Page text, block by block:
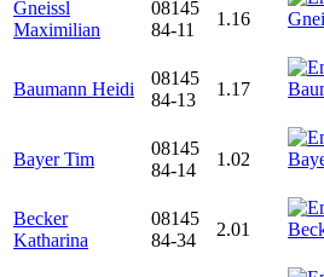
Gneissl
Maximilian
08145
84-11
1.16
Baumann Heidi
08145
84-13
1.17
Bayer Tim
08145
84-14
1.02
Becker
Katharina
08145
84-34
2.01